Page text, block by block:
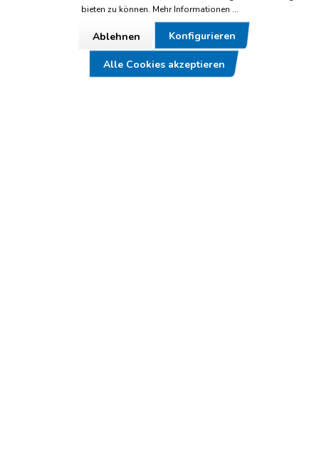
bieten zu können. Mehr Informationen ...
Ablehnen Konfigurieren
Alle Cookies akzeptieren